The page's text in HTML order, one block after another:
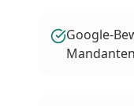
Google-